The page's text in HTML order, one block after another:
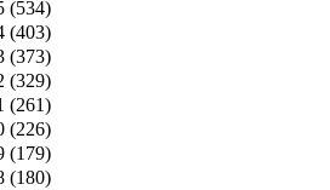
(534)
(403)
(373)
(329)
(261)
(226)
(179)
(180)